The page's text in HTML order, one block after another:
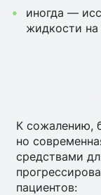
иногда —
жидкости на
К сожалению,
но
средствами
пациентов: